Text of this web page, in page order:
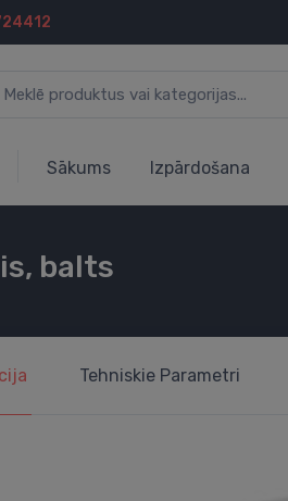
Sākums Izpārdošana
balts
Tehniskie Parametri